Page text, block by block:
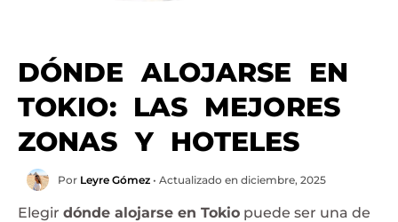
DÓNDE ALOJARSE EN
TOKIO: LAS MEJORES
ZONAS Y HOTELES
Por Leyre Gómez • Actualizado en diciembre, 2025
Elegir dónde alojarse en Tokio puede ser una de